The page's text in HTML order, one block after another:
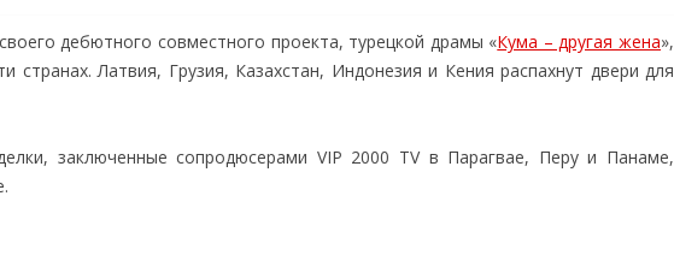
дебютного совместного проекта, турецкой драмы «Кума – другая жена»,
Латвия, Грузия, Казахстан, Индонезия и Кения распахнут двери для
заключенные сопродюсерами VIP 2000 TV в Парагвае, Перу и Панаме,